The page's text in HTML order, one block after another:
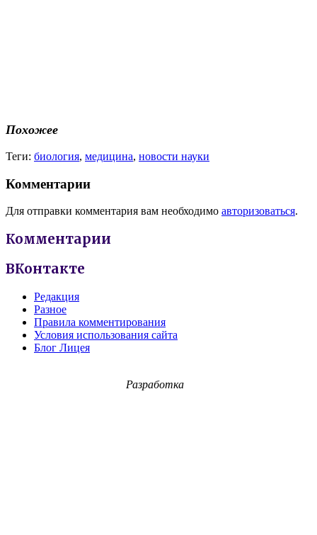
Похожее
Теги: биология, медицина, новости науки
Комментарии
Для отправки комментария вам необходимо авторизоваться.
Комментарии
ВКонтакте
Редакция
Разное
Правила комментирования
Условия использования сайта
Блог Лицея
Разработка